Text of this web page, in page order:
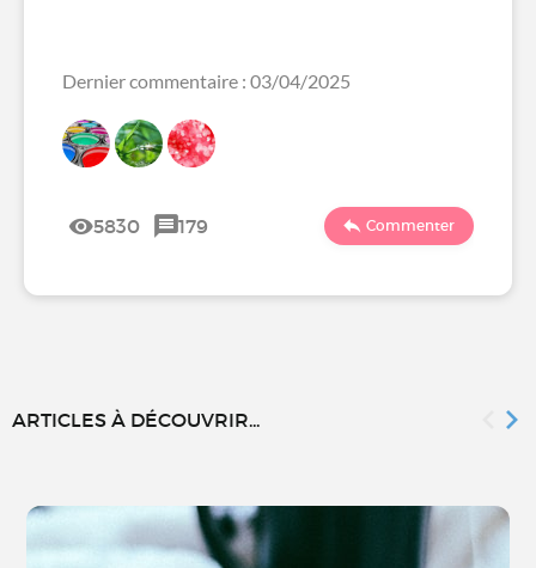
Dernier commentaire : 03/04/2025
5830 179 Commenter
ARTICLES À DÉCOUVRIR...